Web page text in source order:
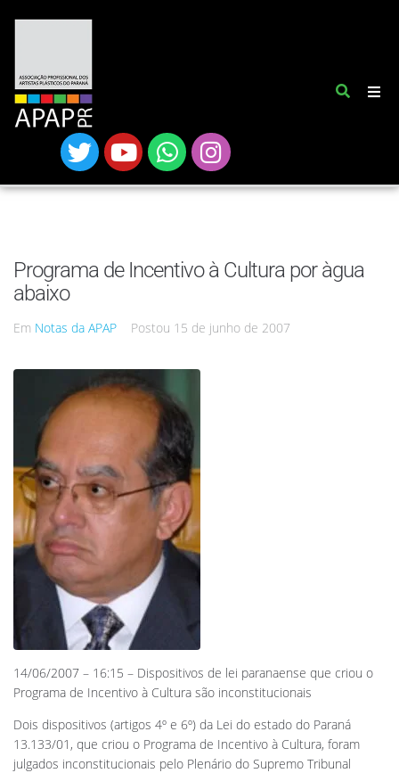
Programa de Incentivo à Cultura por àgua
abaixo
Em Notas da APAP Postou 15 de junho de 2007
14/06/2007 – 16:15 – Dispositivos de lei paranaense que criou o
Programa de Incentivo à Cultura são inconstitucionais
Dois dispositivos (artigos 4º e 6º) da Lei do estado do Paraná
13.133/01, que criou o Programa de Incentivo à Cultura, foram
julgados inconstitucionais pelo Plenário do Supremo Tribunal